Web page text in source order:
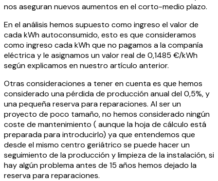
nos aseguran nuevos aumentos en el corto-medio plazo.
En el análisis hemos supuesto como ingreso el valor de
cada kWh autoconsumido, esto es que consideramos
como ingreso cada kWh que no pagamos a la companía
eléctrica y le asignamos un valor real de 0,1485 €/kWh
según explicamos en nuestro artículo anterior.
Otras consideraciones a tener en cuenta es que hemos
considerado una pérdida de producción anual del 0,5%, y
una pequeña reserva para reparaciones. Al ser un
proyecto de poco tamaño, no hemos considerado ningún
coste de mantenimiento ( aunque la hoja de cálculo está
preparada para introducirlo) ya que entendemos que
desde el mismo centro geriátrico se puede hacer un
seguimiento de la producción y limpieza de la instalación, si
hay algún problema antes de 15 años hemos dejado la
reserva para reparaciones.